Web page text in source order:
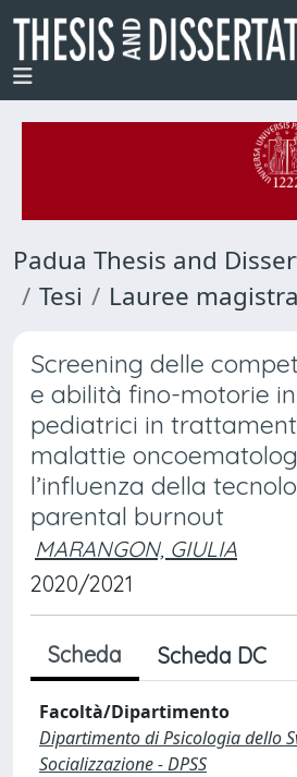
Padua Thesis and
Tesi
Lauree
Screening delle
e abilità fino-motorie
pediatrici in
malattie
l’influenza della
parental burnout
MARANGON, GIULIA
2020/2021
Scheda Scheda DC
Facoltà/Dipartimento
Dipartimento di Psicologia dello
Socializzazione - DPSS